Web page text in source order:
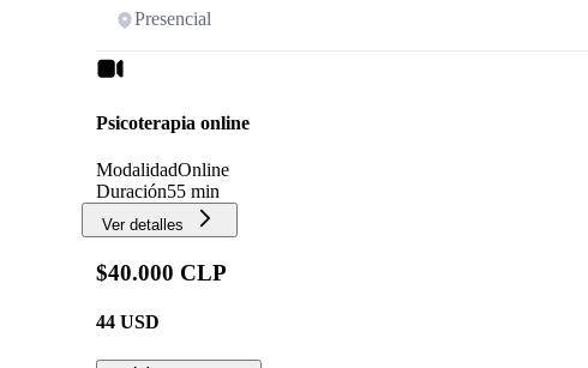
Presencial
Psicoterapia online
ModalidadOnline
Duración55 min
Ver detalles
$40.000 CLP
44 USD